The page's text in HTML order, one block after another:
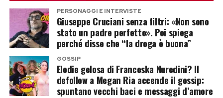
PERSONAGGI E INTERVISTE
Giuseppe Cruciani senza filtri: «Non sono
stato un padre perfetto». Poi spiega
perché disse che “la droga è buona”
GOSSIP
Elodie gelosa di Franceska Nuredini? Il
defollow a Megan Ria accende il gossip:
spuntano vecchi baci e messaggi d’amore